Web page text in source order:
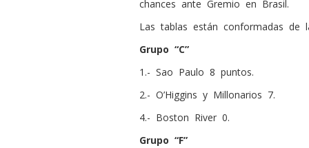
chances ante Gremio en Brasil.
Las tablas están conformadas de
Grupo “C”
1.- Sao Paulo 8 puntos.
2.- O’Higgins y Millonarios 7.
4.- Boston River 0.
Grupo “F”